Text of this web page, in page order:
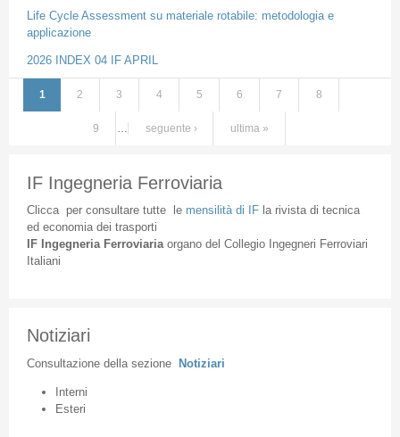
Life Cycle Assessment su materiale rotabile: metodologia e
applicazione
2026 INDEX 04 IF APRIL
Pagine
1 2 3 4 5 6 7 8
9 … seguente › ultima »
IF Ingegneria Ferroviaria
Cliccaper consultare tuttele mensilità di IFla rivista di tecnica
ed economia dei trasporti
IF Ingegneria Ferroviaria organodel Collegio Ingegneri Ferroviari
Italiani
Notiziari
Consultazione della sezione Notiziari
Interni
Esteri